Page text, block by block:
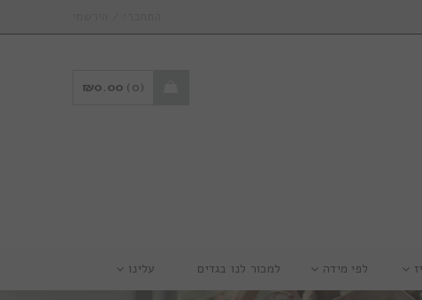
₪0.00 0
לפי מידה למכור לנו בגדים עלינו